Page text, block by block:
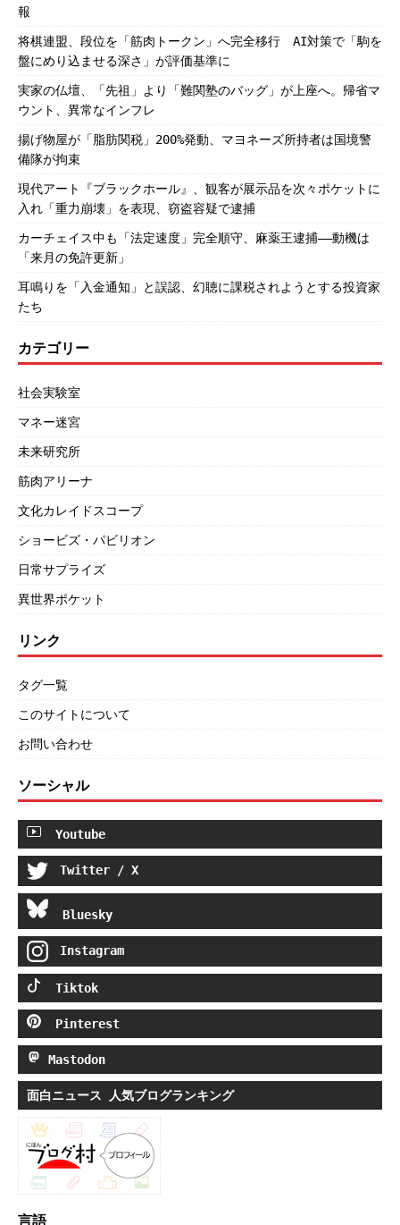
報
将棋連盟、段位を「筋肉トークン」へ完全移行 AI対策で「駒を
盤にめり込ませる深さ」が評価基準に
実家の仏壇、「先祖」より「難関塾のバッグ」が上座へ。帰省マ
ウント、異常なインフレ
揚げ物屋が「脂肪関税」200%発動、マヨネーズ所持者は国境警
備隊が拘束
現代アート『ブラックホール』、観客が展示品を次々ポケットに
入れ「重力崩壊」を表現、窃盗容疑で逮捕
カーチェイス中も「法定速度」完全順守、麻薬王逮捕――動機は
「来月の免許更新」
耳鳴りを「入金通知」と誤認、幻聴に課税されようとする投資家
たち
カテゴリー
社会実験室
マネー迷宮
未来研究所
筋肉アリーナ
文化カレイドスコープ
ショービズ・パビリオン
日常サプライズ
異世界ポケット
リンク
タグ一覧
このサイトについて
お問い合わせ
ソーシャル
Youtube
Twitter / X
Bluesky
Instagram
Tiktok
Pinterest
Mastodon
面白ニュース 人気ブログランキング
言語